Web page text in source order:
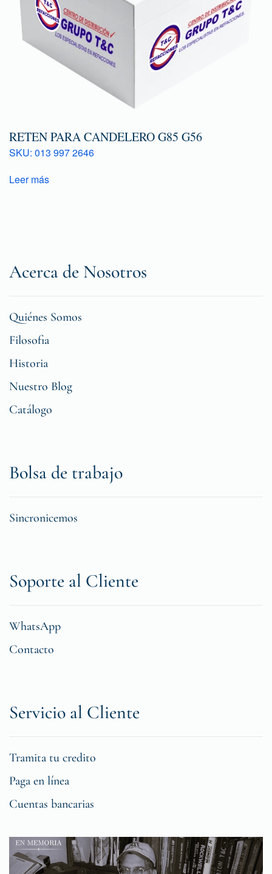
RETEN PARA CANDELERO G85 G56
SKU: 013 997 2646
Leer más
Acerca de Nosotros
Quiénes Somos
Filosofia
Historia
Nuestro Blog
Catálogo
Bolsa de trabajo
Sincronicemos
Soporte al Cliente
WhatsApp
Contacto
Servicio al Cliente
Tramita tu credito
Paga en línea
Cuentas bancarias